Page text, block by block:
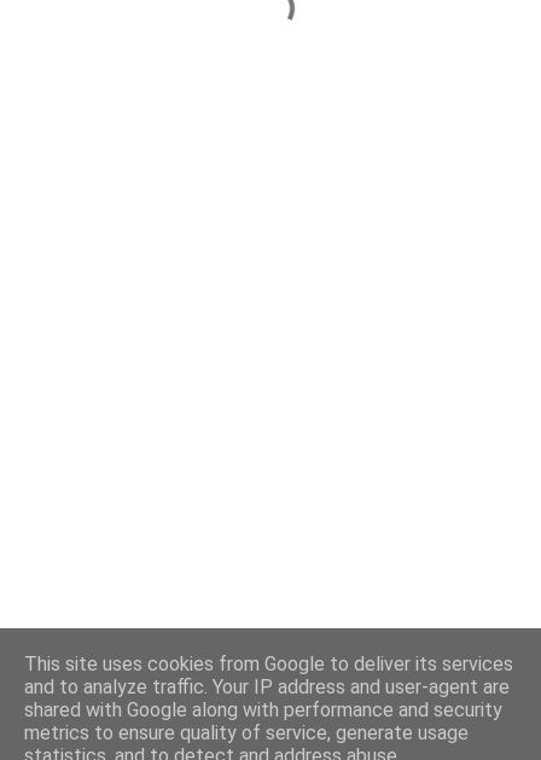
Powered by Blogger
This site uses cookies from Google to deliver its services
and to analyze traffic. Your IP address and user-agent are
shared with Google along with performance and security
metrics to ensure quality of service, generate usage